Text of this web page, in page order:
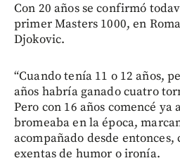
Con 20 años se confirmó
primer Masters 1000, en
Djokovic.
“Cuando tenía 11 o 12 años,
años habría ganado cuatro
Pero con 16 años comencé ya
bromeaba en la época,
acompañado desde entonces,
exentas de humor o ironía.